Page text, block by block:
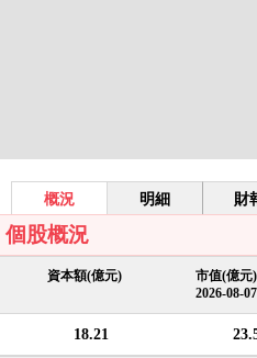
概況 明細 財
個股概況
資本額(億元)
市值(億元)
2026-08-07
18.21